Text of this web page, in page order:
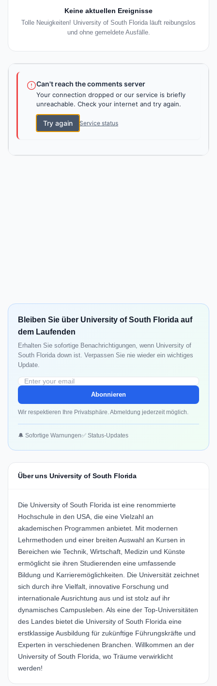
Keine aktuellen Ereignisse
Tolle Neuigkeiten! University of South Florida läuft reibungslos
und ohne gemeldete Ausfälle.
Can't reach the comments server
Your connection dropped or our service is briefly
unreachable. Check your internet and try again.
Try again Service status
Bleiben Sie über University of South Florida auf
dem Laufenden
Erhalten Sie sofortige Benachrichtigungen, wenn University of
South Florida down ist. Verpassen Sie nie wieder ein wichtiges
Update.
Abonnieren
Wir respektieren Ihre Privatsphäre. Abmeldung jederzeit möglich.
🔔 Sofortige Warnungen✅ Status-Updates
Über uns University of South Florida
Die University of South Florida ist eine renommierte
Hochschule in den USA, die eine Vielzahl an
akademischen Programmen anbietet. Mit modernen
Lehrmethoden und einer breiten Auswahl an Kursen in
Bereichen wie Technik, Wirtschaft, Medizin und Künste
ermöglicht sie ihren Studierenden eine umfassende
Bildung und Karrieremöglichkeiten. Die Universität zeichnet
sich durch ihre Vielfalt, innovative Forschung und
internationale Ausrichtung aus und ist stolz auf ihr
dynamisches Campusleben. Als eine der Top-Universitäten
des Landes bietet die University of South Florida eine
erstklassige Ausbildung für zukünftige Führungskräfte und
Experten in verschiedenen Branchen. Willkommen an der
University of South Florida, wo Träume verwirklicht
werden!